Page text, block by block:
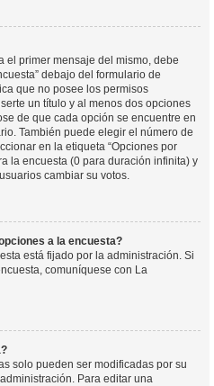
el primer mensaje del mismo, debe
debajo del formulario de
que no posee los permisos
un título y al menos dos opciones
de que cada opción se encuentre en
También puede elegir el número de
en la etiqueta “Opciones por
la encuesta (0 para duración infinita) y
cambiar su votos.
a la encuesta?
está fijado por la administración. Si
comuníquese con La
solo pueden ser modificadas por su
Para editar una